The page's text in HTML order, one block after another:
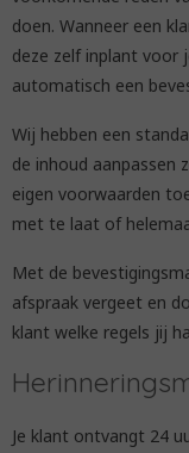
doen. Wanneer een
deze zelf inplant voor
automatisch een
Wij hebben een
de inhoud aanpassen
eigen voorwaarden
met te laat of
Met de
afspraak vergeet en
klant welke regels jij
Je klant ontvangt 24